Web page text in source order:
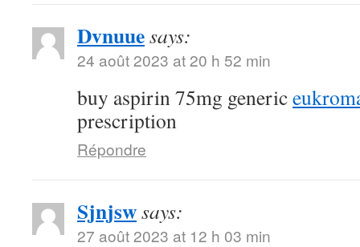
Dvnuuesays:
24 août 2023 at 20 h 52 min
buy aspirin 75mg generic
prescription
Répondre
Sjnjswsays:
27 août 2023 at 12 h 03 min